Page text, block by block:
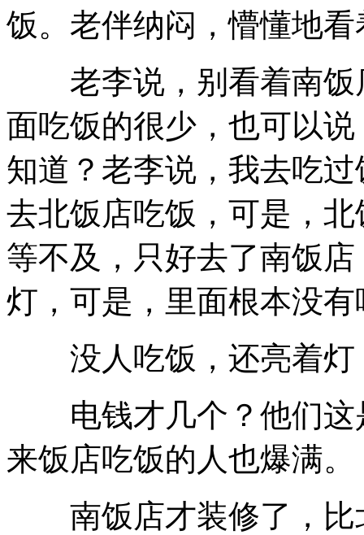
饭。老伴纳闷，懵懂地
老李说，别看着南饭
面吃饭的很少，也可以
知道？老李说，我去吃
去北饭店吃饭，可是，
等不及，只好去了南饭
灯，可是，里面根本没
没人吃饭，还亮着灯
电钱才几个？他们这
来饭店吃饭的人也爆满。
南饭店才装修了，比